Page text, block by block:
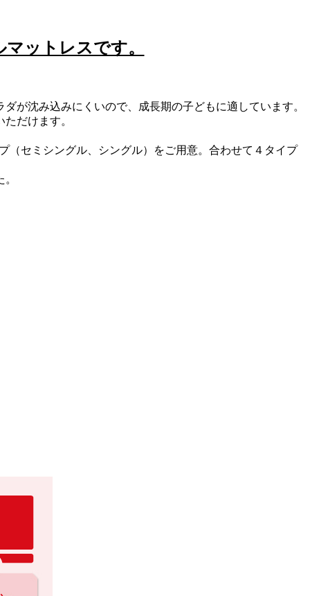
ットレスです。
が沈み込みにくいので、成長期の子どもに適しています。
だけます。
（セミシングル、シングル）をご用意。合わせて４タイプ